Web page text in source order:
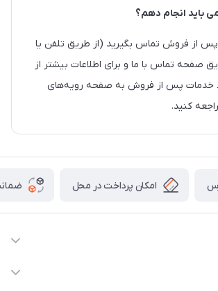
باید انجام دهم؟
از فروش تماس بگیرید (از طریق تلفن یا
صفحه تماس با ما و برای اطلاعات بیشتر از
خدمات پس از فروش به صفحه رویه‌های
کنید.
امکان پرداخت در محل